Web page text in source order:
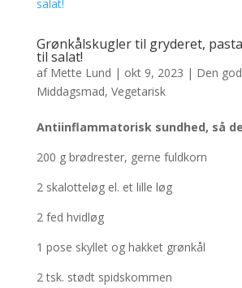
Grønkålskugler til gryderet,
til salat!
af Mette Lund | okt 9, 2023 | Den
Middagsmad, Vegetarisk
Antiinflammatorisk sundhed, så
200 g brødrester, gerne fuldkorn
2 skalotteløg el. et lille løg
2 fed hvidløg
1 pose skyllet og hakket grønkål
2 tsk. stødt spidskommen